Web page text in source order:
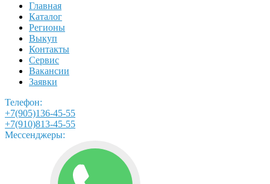
Главная
Каталог
Регионы
Выкуп
Контакты
Сервис
Вакансии
Заявки
Телефон:
+7(905)136-45-55
+7(910)813-45-55
Мессенджеры: